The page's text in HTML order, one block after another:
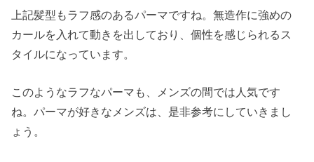
上記髪型もラフ感のあるパーマですね。無造作に強めの
カールを入れて動きを出しており、個性を感じられるス
タイルになっています。
このようなラフなパーマも、メンズの間では人気です
ね。パーマが好きなメンズは、是非参考にしていきまし
ょう。